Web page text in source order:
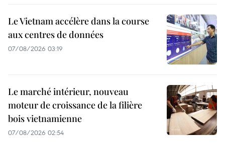
Le Vietnam accélère dans la course
aux centres de données
07/08/2026 03:19
Le marché intérieur, nouveau
moteur de croissance de la filière
bois vietnamienne
07/08/2026 02:54